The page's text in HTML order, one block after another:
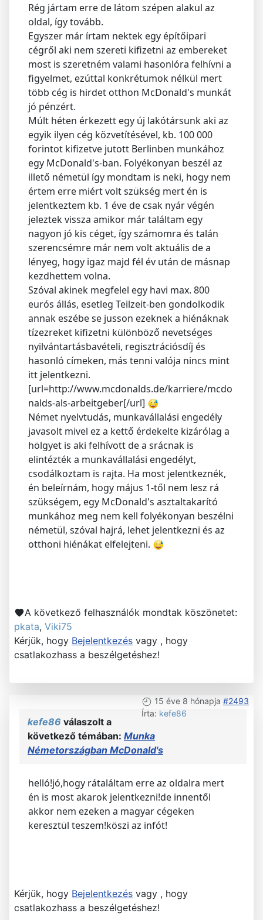
Rég jártam erre de látom szépen alakul az
oldal, így tovább.
Egyszer már írtam nektek egy építőipari
cégről aki nem szereti kifizetni az embereket
most is szeretném valami hasonlóra felhívni a
figyelmet, ezúttal konkrétumok nélkül mert
több cég is hirdet otthon McDonald's munkát
jó pénzért.
Múlt héten érkezett egy új lakótársunk aki az
egyik ilyen cég közvetítésével, kb. 100 000
forintot kifizetve jutott Berlinben munkához
egy McDonald's-ban. Folyékonyan beszél az
illető németül így mondtam is neki, hogy nem
értem erre miért volt szükség mert én is
jelentkeztem kb. 1 éve de csak nyár végén
jeleztek vissza amikor már találtam egy
nagyon jó kis céget, így számomra és talán
szerencsémre már nem volt aktuális de a
lényeg, hogy igaz majd fél év után de másnap
kezdhettem volna.
Szóval akinek megfelel egy havi max. 800
eurós állás, esetleg Teilzeit-ben gondolkodik
annak eszébe se jusson ezeknek a hiénáknak
tízezreket kifizetni különböző nevetséges
nyilvántartásbavételi, regisztrációsdíj és
hasonló címeken, más tenni valója nincs mint
itt jelentkezni.
[url=http://www.mcdonalds.de/karriere/mcdo
nalds-als-arbeitgeber[/url]
Német nyelvtudás, munkavállalási engedély
javasolt mivel ez a kettő érdekelte kizárólag a
hölgyet is aki felhívott de a srácnak is
elintézték a munkavállalási engedélyt,
csodálkoztam is rajta. Ha most jelentkeznék,
én beleírnám, hogy május 1-től nem lesz rá
szükségem, egy McDonald's asztaltakarító
munkához meg nem kell folyékonyan beszélni
németül, szóval hajrá, lehet jelentkezni és az
otthoni hiénákat elfelejteni.
A következő felhasználók mondtak köszönetet:
pkata, Viki75
Kérjük, hogy Bejelentkezés vagy , hogy
csatlakozhass a beszélgetéshez!
15 éve 8 hónapja #2493
Írta: kefe86
kefe86 válaszolt a
következő témában: Munka
Németországban McDonald's
helló!jó,hogy rátaláltam erre az oldalra mert
én is most akarok jelentkezni!de innentől
akkor nem ezeken a magyar cégeken
keresztül teszem!köszi az infót!
Kérjük, hogy Bejelentkezés vagy , hogy
csatlakozhass a beszélgetéshez!